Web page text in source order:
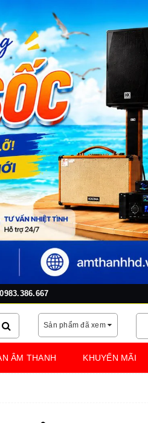
0983.386.667
Sản phẩm đã xem
ÂM THANH KHUYẾN MÃI